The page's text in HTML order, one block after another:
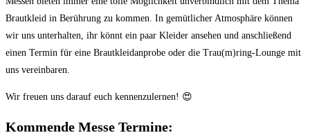
Brautkleid in Berührung zu kommen. In gemütlicher Atmosphäre können
wir uns unterhalten, ihr könnt ein paar Kleider ansehen und anschließend
einen Termin für eine Brautkleidanprobe oder die Trau(m)ring-Lounge mit
uns vereinbaren.
Wir freuen uns darauf euch kennenzulernen! 😍
Kommende Messe Termine: